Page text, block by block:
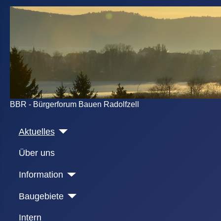
BBR - Bürgerforum Bauen Radolfzell
Aktuelles
Über uns
Information
Baugebiete
Intern